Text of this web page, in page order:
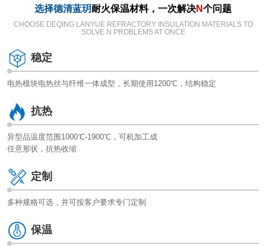
选择德清蓝玥耐火保温材料，一次解决N个问题
CHOOSE DEQING LANYUE REFRACTORY INSULATION MATERIALS TO
SOLVE N PROBLEMS AT ONCE
稳定
电热模块电热丝与纤维一体成型，长期使用1200℃，结构稳定
抗热
异型品温度范围1000℃-1900℃，可机加工成
任意形状，抗热收缩
定制
多种规格可选，并可按客户要求专门定制
保温